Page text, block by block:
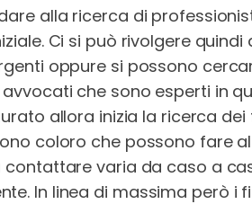
alla ricerca di
Ci si può rivolgere
oppure si possono
che sono esperti in
allora inizia la ricerca
coloro che possono fare
varia da caso a
In linea di massima però i